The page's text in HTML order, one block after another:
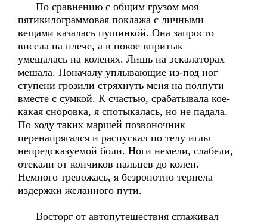
По сравнению с общим грузом моя
пятикилограммовая поклажа с личными
вещами казалась пушинкой. Она запросто
висела на плече, а в покое впритык
умещалась на коленях. Лишь на эскалаторах
мешала. Поначалу уплывающие из-под ног
ступени грозили стряхнуть меня на полпути
вместе с сумкой. К счастью, срабатывала кое-
какая сноровка, я спотыкалась, но не падала.
По ходу таких маршей позвоночник
перенапрягался и распускал по телу иглы
непредсказуемой боли. Ноги немели, слабели,
отекали от кончиков пальцев до колен.
Немного тревожась, я безропотно терпела
издержки желанного пути.
Восторг от автопутешествия сглаживал